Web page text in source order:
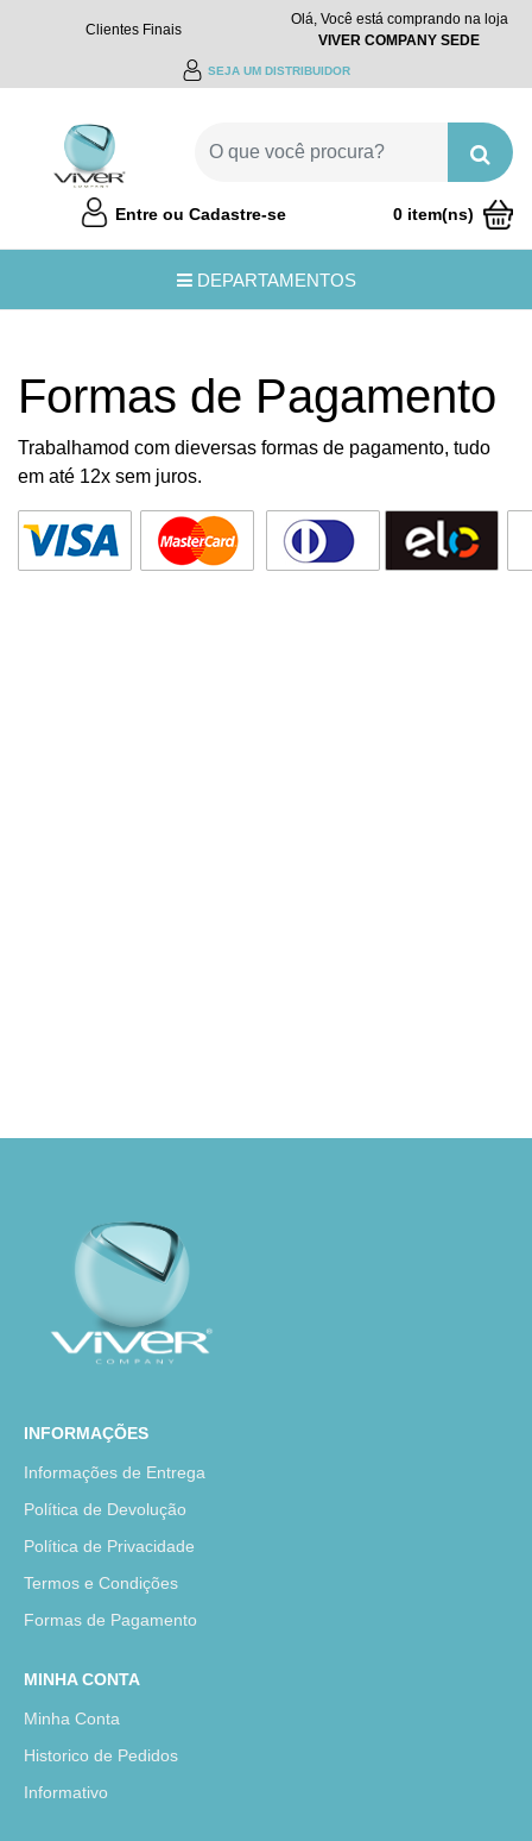
Clientes Finais
Olá, Você está comprando na loja
VIVER COMPANY SEDE
SEJA UM DISTRIBUIDOR
Entre ou Cadastre-se
0 item(ns)
DEPARTAMENTOS
Formas de Pagamento
Trabalhamod com dieversas formas de pagamento, tudo
em até 12x sem juros.
INFORMAÇÕES
Informações de Entrega
Política de Devolução
Política de Privacidade
Termos e Condições
Formas de Pagamento
MINHA CONTA
Minha Conta
Historico de Pedidos
Informativo